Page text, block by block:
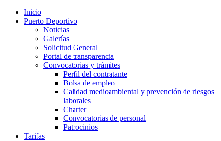
Inicio
Puerto Deportivo
Noticias
Galerías
Solicitud General
Portal de transparencia
Convocatorias y trámites
Perfil del contratante
Bolsa de empleo
Calidad medioambiental y prevención de riesgos
laborales
Charter
Convocatorias de personal
Patrocinios
Tarifas